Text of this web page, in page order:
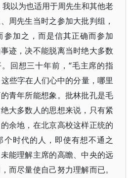
我以为也适用于周先生和其他老
周先生当时之参加大批判组，
参加之，而是信其正确而参加
迹，决不能脱离当时绝大多数
回想三十年前，“毛主席的指
些字在人们心中的分量，哪里
青年所能想象。批林批孔是毛
大多数人的思想来说，只有紧
余地，在北京高校这样正统的
时代的人，即使有想不通之
能理解主席的高瞻、中央的远
而尽量使自己努力理解而已。